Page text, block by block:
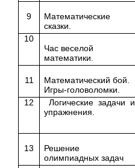
9
Математические
сказки.
10
Час веселой
математики.
11
Математический бой.
Игры-головоломки.
12
Логические задачи и
упражнения.
13
Решение
олимпиадных задач